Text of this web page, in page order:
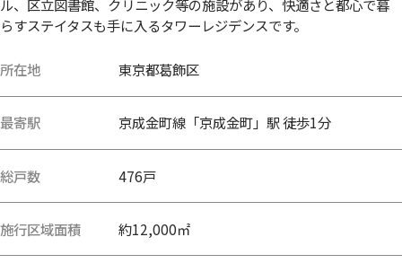
ル、区立図書館、クリニック等の施設があり、快適さと都心で暮
らすステイタスも手に入るタワーレジデンスです。
所在地 東京都葛飾区
最寄駅 京成金町線「京成金町」駅 徒歩1分
総戸数 476戸
施行区域面積 約12,000㎡